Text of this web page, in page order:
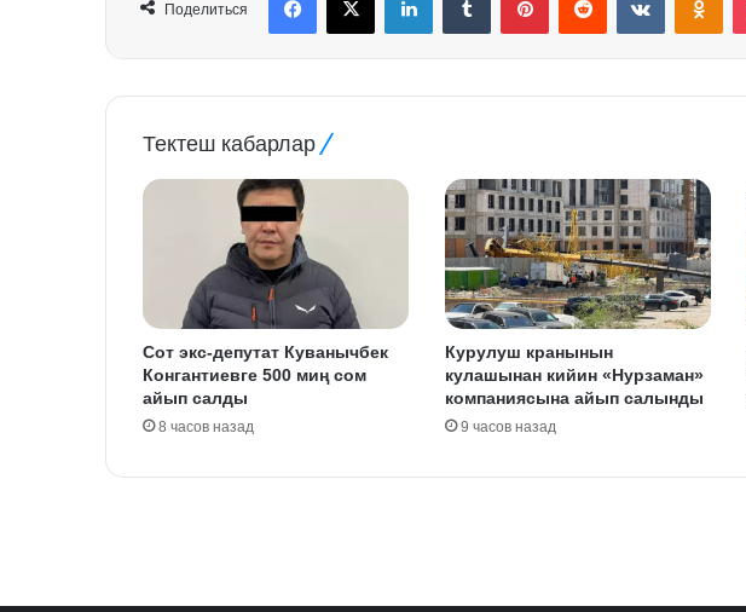
Поделиться
Тектеш кабарлар
Сот экс-депутат Куванычбек
Конгантиевге 500 миң сом
айып салды
8 часов назад
Курулуш кранынын
кулашынан кийин «Нурзаман»
компаниясына айып салынды
9 часов назад